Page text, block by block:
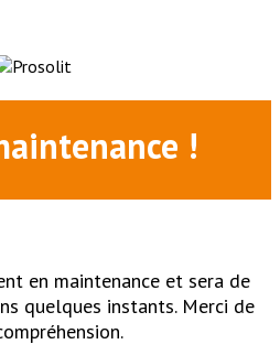
!
en maintenance et sera de
quelques instants. Merci de